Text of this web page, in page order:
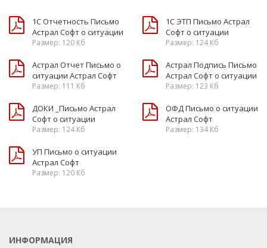
1С Отчетность Письмо
Астрал Софт о ситуации
Размер: 120 Кб
1С ЭТП Письмо Астрал
Софт о ситуации
Размер: 124 Кб
Астрал Отчет Письмо о
ситуации Астрал Софт
Размер: 111 Кб
Астрал Подпись Письмо
Астрал Софт о ситуации
Размер: 123 Кб
ДОКИ _Письмо Астрал
Софт о ситуации
Размер: 124 Кб
ОФД Письмо о ситуации
Астрал Софт
Размер: 134 Кб
УП Письмо о ситуации
Астрал Софт
Размер: 120 Кб
ИНФОРМАЦИЯ